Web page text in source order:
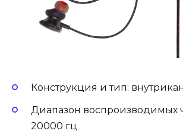
Конструкция и тип:
Диапазон воспроизводимых
20000 гц